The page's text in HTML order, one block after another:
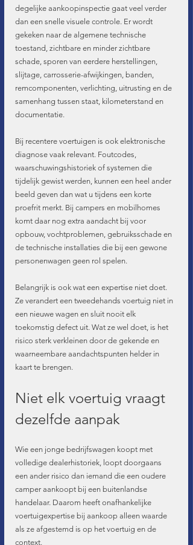
degelijke aankoopinspectie gaat veel verder
dan een snelle visuele controle. Er wordt
gekeken naar de algemene technische
toestand, zichtbare en minder zichtbare
schade, sporen van eerdere herstellingen,
slijtage, carrosserie-afwijkingen, banden,
remcomponenten, verlichting, uitrusting en de
samenhang tussen staat, kilometerstand en
documentatie.
Bij recentere voertuigen is ook elektronische
diagnose vaak relevant. Foutcodes,
waarschuwingshistoriek of systemen die
tijdelijk gewist werden, kunnen een heel ander
beeld geven dan wat u tijdens een korte
proefrit merkt. Bij campers en mobilhomes
komt daar nog extra aandacht bij voor
opbouw, vochtproblemen, gebruiksschade en
de technische installaties die bij een gewone
personenwagen geen rol spelen.
Belangrijk is ook wat een expertise niet doet.
Ze verandert een tweedehands voertuig niet in
een nieuwe wagen en sluit nooit elk
toekomstig defect uit. Wat ze wel doet, is het
risico sterk verkleinen door de gekende en
waarneembare aandachtspunten helder in
kaart te brengen.
Niet elk voertuig vraagt
dezelfde aanpak
Wie een jonge bedrijfswagen koopt met
volledige dealerhistoriek, loopt doorgaans
een ander risico dan iemand die een oudere
camper aankoopt bij een buitenlandse
handelaar. Daarom heeft onafhankelijke
voertuigexpertise bij aankoop alleen waarde
als ze afgestemd is op het voertuig en de
context.